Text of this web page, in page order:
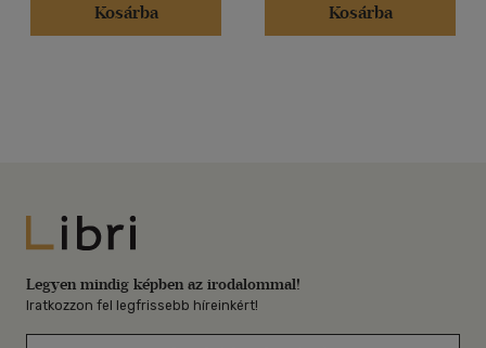
Kosárba
Kosárba
Libri
Legyen mindig képben az irodalommal!
Iratkozzon fel legfrissebb híreinkért!